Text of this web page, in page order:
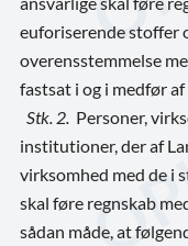
euforiserende stoffer
overensstemmelse
fastsat i og i medfør
Stk. 2. Personer,
institutioner, der af
virksomhed med de i
skal føre regnskab
sådan måde, at